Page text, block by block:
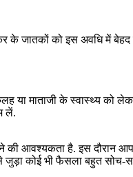
जातकों को इस अवधि में बेहद
या माताजी के स्वास्थ्य
लें.
आवश्यकता है. इस दौरान
से जुड़ा कोई भी फैसला बहुत